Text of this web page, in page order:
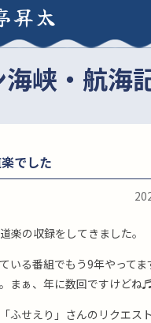
昇太
峡・航海
でした
楽の収録をしてきました。
いる番組でもう9年やってま
まぁ、年に数回ですけどね♬
ふせえり」さんのリクエス